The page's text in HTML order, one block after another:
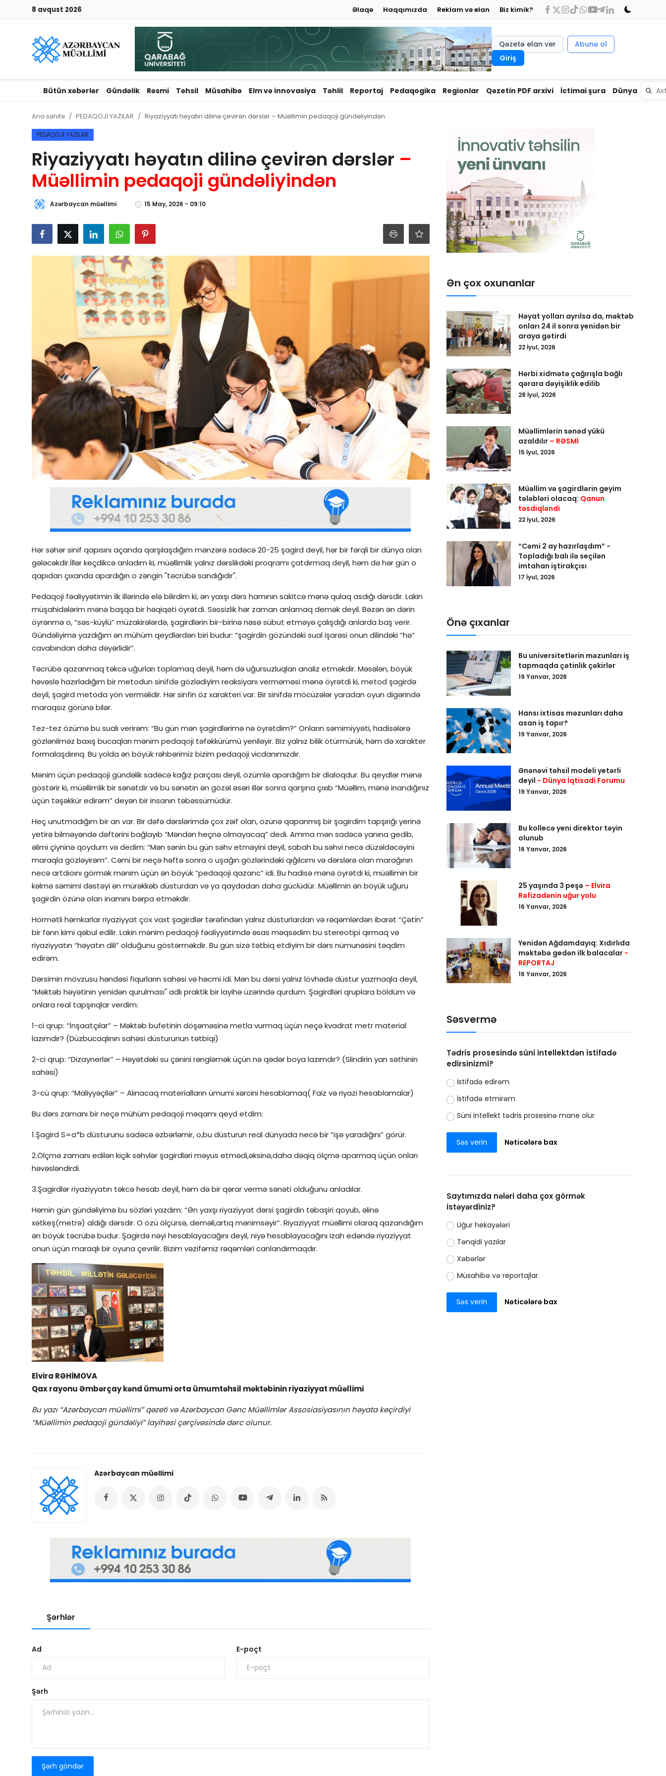
8 avqust 2026 Əlaqə Haqqımızda Reklam və elan Biz kimik?
Qəzetə elan ver
Abunə ol
Giriş
Bütün xəbərlər Gündəlik Rəsmi Təhsil Müsahibə Elm və innovasiya Təhlil Reportaj Pedaqogika Regionlar Qəzetin PDF arxivi İctimai şura Dünya
Giriş
Qeydiyyat
Qəzetə elan ver
Haqqımızda
Reklam və elan
Biz kimik?
Bütün xəbərlər
Gündəlik
Reportaj
Pedaqogika
Regionlar
Qəzetin PDF arxivi
İctimai şura
Ana səhifə PEDAQOJİ YAZILAR Riyaziyyatı həyatın dilinə çevirən dərslər – Müəllimin pedaqoji gündəliyindən
PEDAQOJİ YAZILAR
Riyaziyyatı həyatın dilinə çevirən dərslər –
Müəllimin pedaqoji gündəliyindən
Azərbaycan müəllimi 15 May, 2026 - 09:10
Hər səhər sinif qapısını açanda qarşılaşdığım mənzərə sadəcə 20-25 şagird deyil, hər bir fərqli bir dünya olan
gələcəkdir.İllər keçdikcə anladım ki, müəllimlik yalnız dərslikdəki proqramı çatdırmaq deyil, həm də hər gün o
qapıdan çıxanda apardığın o zəngin "təcrübə sandığıdır".
Pedaqoji fəaliyyətimin ilk illərində elə bilirdim ki, ən yaxşı dərs hamının sakitcə mənə qulaq asdığı dərsdir. Lakin
müşahidələrim mənə başqa bir həqiqəti öyrətdi. Səssizlik hər zaman anlamaq demək deyil. Bəzən ən dərin
öyrənmə o, “səs-küylü” müzakirələrdə, şagirdlərin bir-birinə nəsə sübut etməyə çalışdığı anlarda baş verir.
Gündəliyimə yazdığım ən mühüm qeydlərdən biri budur: “şagirdin gözündəki sual işarəsi onun dilindəki “hə”
cavabından daha dəyərlidir”.
Təcrübə qazanmaq təkcə uğurları toplamaq deyil, həm də uğursuzluqları analiz etməkdir. Məsələn, böyük
həvəslə hazırladığım bir metodun sinifdə gözlədiyim reaksiyanı verməməsi mənə öyrətdi ki, metod şagirdə
deyil, şagird metoda yön verməlidir. Hər sinfin öz xarakteri var. Bir sinifdə möcüzələr yaradan oyun digərində
maraqsız görünə bilər.
Tez-tez özümə bu sualı verirəm: “Bu gün mən şagirdlərimə nə öyrətdim?” Onların səmimiyyəti, hadisələrə
gözlənilməz baxış bucaqları mənim pedaqoji təfəkkürümü yeniləyir. Biz yalnız bilik ötürmürük, həm də xarakter
formalaşdırırıq. Bu yolda ən böyük rəhbərimiz bizim pedaqoji vicdanımızdır.
Mənim üçün pedaqoji gündəlik sadəcə kağız parçası deyil, özümlə apardığım bir dialoqdur. Bu qeydlər mənə
göstərir ki, müəllimlik bir sənətdir və bu sənətin ən gözəl əsəri illər sonra qarşına çıxıb “Müəllim, mənə inandığınız
üçün təşəkkür edirəm” deyən bir insanın təbəssümüdür.
Heç unutmadığım bir an var. Bir dəfə dərslərimdə çox zəif olan, özünə qapanmış bir şagirdim tapşırığı yerinə
yetirə bilməyəndə dəftərini bağlayıb “Məndən heçnə olmayacaq” dedi. Amma mən sadəcə yanına gedib,
əlimi çiyninə qoydum və dedim: “Mən sənin bu gün səhv etməyini deyil, sabah bu səhvi necə düzəldəcəyini
maraqla gözləyirəm”. Cəmi bir neçə həftə sonra o uşağın gözlərindəki qığılcımı və dərslərə olan marağının
necə artdıöını görmək mənim üçün ən böyük “pedaqoji qazanc” idi. Bu hadisə mənə öyrətdi ki, müəllimin bir
kəlmə səmimi dəstəyi ən mürəkkəb düsturdan və ya qaydadan daha güclüdür. Müəllimin ən böyük uğuru
şagirdin özünə olan inamını bərpa etməkdir.
Hörmətli həmkarlar riyaziyyat çox vaxt şagirdlər tərəfindən yalnız düsturlardan və rəqəmlərdən ibarət “Çətin”
bir fənn kimi qəbul edilir. Lakin mənim pedaqoji fəaliyyətimdə əsas məqsədim bu stereotipi qırmaq və
riyaziyyatın “həyatın dili” olduğunu göstərməkdir. Bu gün sizə tətbiq etdiyim bir dərs nümunəsini təqdim
edirəm.
Dərsimin mövzusu həndəsi fiqurların sahəsi və həcmi idi. Mən bu dərsi yalnız lövhədə düstur yazmaqla deyil,
“Məktəb həyətinin yenidən qurulması" adlı praktik bir layihə üzərində qurdum. Şagirdləri qruplara böldüm və
onlara real tapşırıqlar verdim:
1-ci qrup: “İnşaatçılar” – Məktəb bufetinin döşəməsinə metla vurmaq üçün neçə kvadrat metr material
lazımdır? (Düzbucaqlının sahəsi düsturunun tətbiqi)
2-ci qrup: “Dizaynerlər” – Həyətdəki su çənini rəngləmək üçün nə qədər boya lazımdır? (Slindirin yan səthinin
sahəsi)
3-cü qrup: “Maliyyəçilər” – Alınacaq materialların ümumi xərcini hesablamaq( Faiz və riyazi hesablamalar)
Bu dərs zamanı bir neçə mühüm pedaqoji məqamı qeyd etdim:
1.Şagird S=a*b düsturunu sadəcə əzbərləmir, o,bu düsturun real dünyada necə bir “işə yaradığını” görür.
2.Ölçmə zamanı edilən kiçik səhvlər şagirdləri məyus etmədi,əksinə,daha dəqiq ölçmə aparmaq üçün onları
həvəsləndirdi.
3.Şagirdlər riyaziyyatın təkcə hesab deyil, həm də bir qərar vermə sənəti olduğunu anladılar.
Həmin gün gündəliyimə bu sözləri yazdım: “Ən yaxşı riyaziyyat dərsi şagirdin təbaşiri qoyub, əlinə
xətkeş(metrə) aldığı dərsdir. O özü ölçürsə, deməli,artıq mənimsəyir”. Riyaziyyat müəllimi olaraq qazandığım
ən böyük təcrübə budur. Şagirdə nəyi hesablayacağını deyil, niyə hesablayacağını izah edəndə riyaziyyat
onun üçün maraqlı bir oyuna çevrilir. Bizim vəzifəmiz rəqəmləri canlandırmaqdır.
Elvira RƏHİMOVA
Qax rayonu Əmbərçay kənd ümumi orta ümumtəhsil məktəbinin riyaziyyat müəllimi
Bu yazı “Azərbaycan müəllimi” qəzeti və Azərbaycan Gənc Müəllimlər Assosiasiyasının həyata keçirdiyi
“Müəllimin pedaqoji gündəliyi” layihəsi çərçivəsində dərc olunur.
Azərbaycan müəllimi
Şərhlər
Ad E-poçt
Şərh
Şərh göndər
Ən çox oxunanlar
Həyat yolları ayrılsa da, məktəb
onları 24 il sonra yenidən bir
araya gətirdi
22 İyul, 2026
Hərbi xidmətə çağırışla bağlı
qərara dəyişiklik edilib
28 İyul, 2026
Müəllimlərin sənəd yükü
azaldılır – RƏSMİ
15 İyul, 2026
Müəllim və şagirdlərin geyim
tələbləri olacaq: Qanun
təsdiqləndi
22 İyul, 2026
“Cəmi 2 ay hazırlaşdım” -
Topladığı balı ilə seçilən
imtahan iştirakçısı
17 İyul, 2026
Önə çıxanlar
Bu universitetlərin məzunları iş
tapmaqda çətinlik çəkirlər
19 Yanvar, 2026
Hansı ixtisas məzunları daha
asan iş tapır?
19 Yanvar, 2026
Ənənəvi təhsil modeli yetərli
deyil - Dünya İqtisadi Forumu
19 Yanvar, 2026
Bu kollecə yeni direktor təyin
olunub
16 Yanvar, 2026
25 yaşında 3 peşə – Elvira
Rəfizadənin uğur yolu
16 Yanvar, 2026
Yenidən Ağdamdayıq: Xıdırlıda
məktəbə gedən ilk balacalar -
REPORTAJ
16 Yanvar, 2026
Səsvermə
Tədris prosesində süni intellektdən istifadə
edirsinizmi?
İstifadə edirəm
İstifadə etmirəm
Süni intellekt tədris prosesinə mane olur
Səs verin Nəticələrə bax
Saytımızda nələri daha çox görmək
istəyərdiniz?
Uğur hekayələri
Tənqidi yazılar
Xəbərlər
Müsahibə və reportajlar
Səs verin Nəticələrə bax